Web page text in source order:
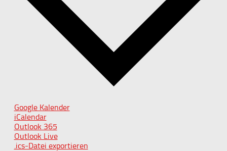
Google Kalender
iCalendar
Outlook 365
Outlook Live
.ics-Datei exportieren